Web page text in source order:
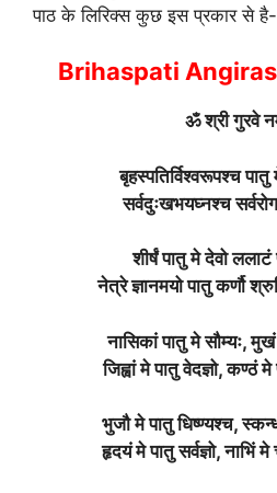
पाठ के लिरिक्स कुछ इस प्रकार से है-
Brihaspati
ॐ श्री गुरवे
बृहस्पतिर्विश्वरूपश्च
सर्वदुःखभयघ्नश्च
शीर्षं पातु मे देवो
नेत्रे ज्ञानमयो पातु कर्णौ
नासिकां पातु मे सौम्यः, मुखं
जिह्वां मे पातु वेदज्ञो, कण्ठं
भुजौ मे पातु धिष्ण्यश्च,
हृदयं मे पातु सर्वज्ञो, नाभिं